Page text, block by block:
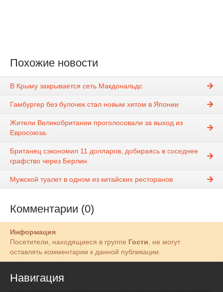
Похожие новости
В Крыму закрывается сеть Макдональдс
Гамбургер без булочек стал новым хитом в Японии
Жители Великобритании проголосовали за выход из
Евросоюза.
Британец сэкономил 11 долларов, добираясь в соседнее
графство через Берлин
Мужской туалет в одном из китайских ресторанов
Комментарии (0)
Информация
Посетители, находящиеся в группе Гости , не могут
оставлять комментарии к данной публикации.
Навигация